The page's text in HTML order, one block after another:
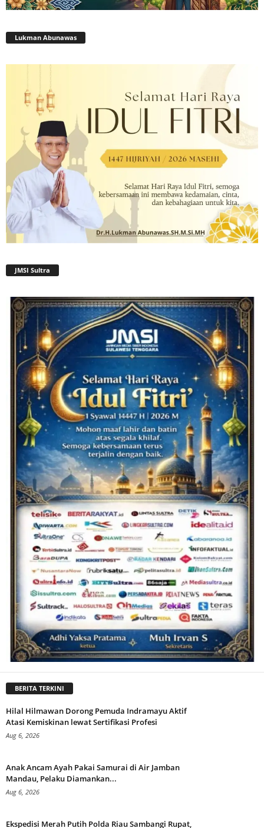
Lukman Abunawas
JMSI Sultra
BERITA TERKINI
Hilal Hilmawan Dorong Pemuda Indramayu Aktif
Atasi Kemiskinan lewat Sertifikasi Profesi
Aug 6, 2026
Anak Ancam Ayah Pakai Samurai di Air Jamban
Mandau, Pelaku Diamankan...
Aug 6, 2026
Ekspedisi Merah Putih Polda Riau Sambangi Rupat,